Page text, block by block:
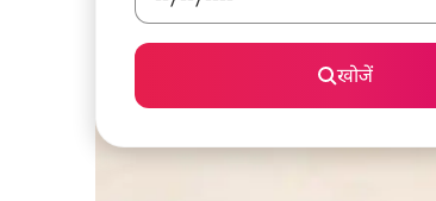
खोजें